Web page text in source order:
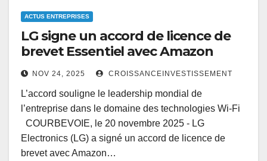
ACTUS ENTREPRISES
LG signe un accord de licence de
brevet Essentiel avec Amazon
NOV 24, 2025 CROISSANCEINVESTISSEMENT
L’accord souligne le leadership mondial de
l’entreprise dans le domaine des technologies Wi-Fi
COURBEVOIE, le 20 novembre 2025 - LG
Electronics (LG) a signé un accord de licence de
brevet avec Amazon…